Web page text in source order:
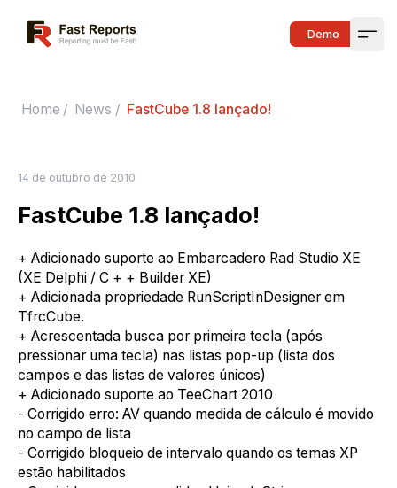
Fast Reports Demo
Home / News / FastCube 1.8 lançado!
14 de outubro de 2010
FastCube 1.8 lançado!
+ Adicionado suporte ao Embarcadero Rad Studio XE
(XE Delphi / C + + Builder XE)
+ Adicionada propriedade RunScriptInDesigner em
TfrcCube.
+ Acrescentada busca por primeira tecla (após
pressionar uma tecla) nas listas pop-up (lista dos
campos e das listas de valores únicos)
+ Adicionado suporte ao TeeChart 2010
- Corrigido erro: AV quando medida de cálculo é movido
no campo de lista
- Corrigido bloqueio de intervalo quando os temas XP
estão habilitados